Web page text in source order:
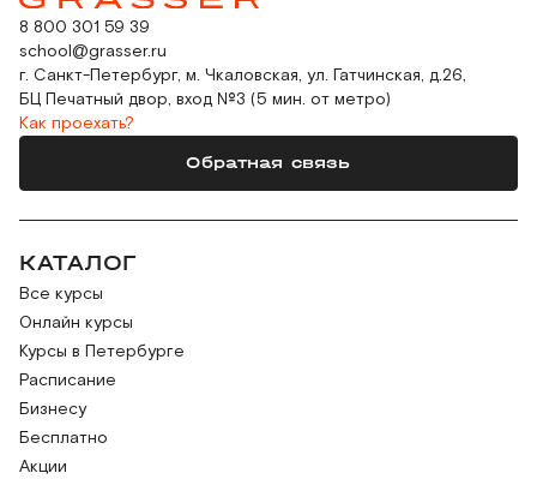
8 800 301 59 39
school@grasser.ru
г. Санкт-Петербург, м. Чкаловская, ул. Гатчинская, д.26,
БЦ Печатный двор, вход №3 (5 мин. от метро)
Как проехать?
Обратная связь
КАТАЛОГ
Все курсы
Онлайн курсы
Курсы в Петербурге
Расписание
Бизнесу
Бесплатно
Акции